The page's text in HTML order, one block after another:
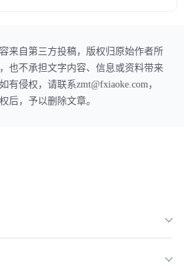
来自第三方投稿，版权归原始作者所
也不承担文字内容、信息或资料带来
有侵权，请联系zmt@fxiaoke.com，
后，予以删除文章。